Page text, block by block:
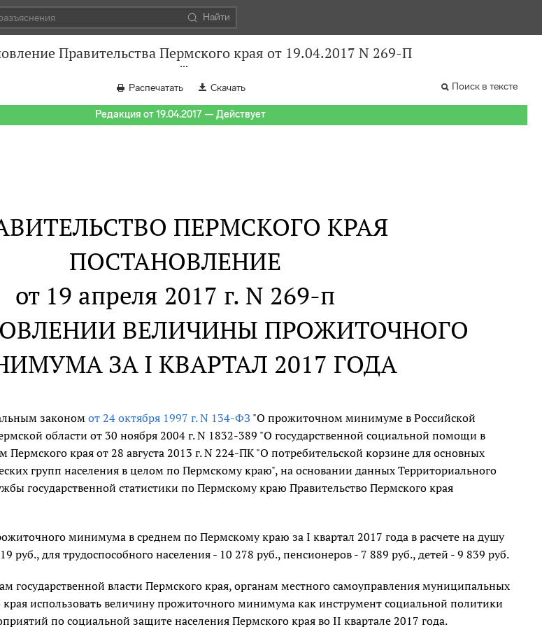
Найти
Правительства Пермского края от 19.04.2017 N 269-П
Распечатать Скачать Поиск в тексте
Редакция от 19.04.2017 — Действует
ПЕРМСКОГО КРАЯ
ПОСТАНОВЛЕНИЕ
от 19 апреля 2017 г. N 269-п
ВЕЛИЧИНЫ ПРОЖИТОЧНОГО
ЗА I КВАРТАЛ 2017 ГОДА
закономот 24 октября 1997 г. N 134-ФЗ "О прожиточном минимуме в Российской
области от 30 ноября 2004 г. N 1832-389 "О государственной социальной помощи в
Пермского края от 28 августа 2013 г. N 224-ПК "О потребительской корзине для основных
групп населения в целом по Пермскому краю", на основании данных Территориального
государственной статистики по Пермскому краю Правительство Пермского края
минимума в среднем по Пермскому краю за I квартал 2017 года в расчете на душу
руб., для трудоспособного населения - 10 278 руб., пенсионеров - 7 889 руб., детей - 9 839 руб.
государственной власти Пермского края, органам местного самоуправления муниципальных
использовать величину прожиточного минимума как инструмент социальной политики
по социальной защите населения Пермского края во II квартале 2017 года.